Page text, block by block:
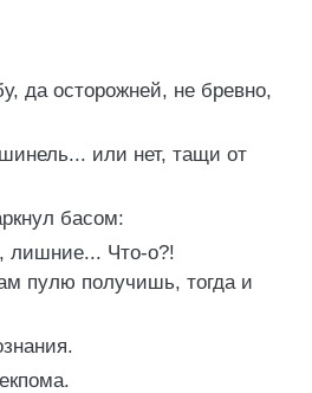
да осторожней, не бревно,
или нет, тащи от
басом:
лишние... Что-о?!
пулю получишь, тогда и